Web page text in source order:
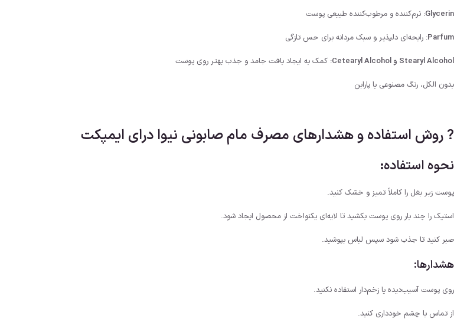
Glycerin: نرم‌کننده و مرطوب‌کننده طبیعی پوست
Parfum: رایحه‌ای دلپذیر و سبک مردانه برای حس تازگی
Stearyl Alcohol و Cetearyl Alcohol
: کمک به ایجاد بافت جامد و جذب بهتر روی پوست
بدون الکل، رنگ مصنوعی یا پارابن
? روش استفاده و هشدارهای مصرف مام صابونی نیوا درای ایمپکت
نحوه استفاده:
پوست زیر بغل را کاملاً تمیز و خشک کنید.
استیک را چند بار روی پوست بکشید تا لایه‌ای یکنواخت از محصول ایجاد شود.
صبر کنید تا جذب شود سپس لباس بپوشید.
هشدارها:
روی پوست آسیب‌دیده یا زخم‌دار استفاده نکنید.
از تماس با چشم خودداری کنید.